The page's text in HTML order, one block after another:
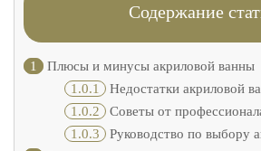
Содержание
1
Плюсы и минусы акриловой ванны
1.0.1
Недостатки акриловой
1.0.2
Советы от
1.0.3
Руководство по выбору